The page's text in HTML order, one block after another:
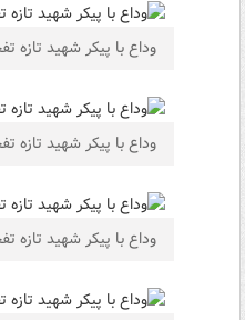
وداع با پیکر شهید
وداع با پیکر شهید
وداع با پیکر شهید